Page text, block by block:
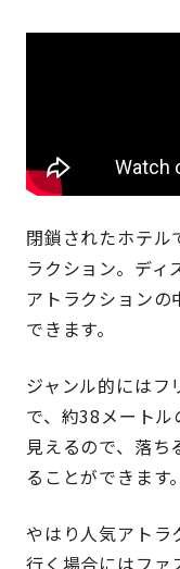
閉鎖されたホテル
ラクション。ディ
アトラクション
できます。
ジャンル的にはフ
で、約38メート
見えるので、落ち
ることができます。
やはり人気アトラ
行く場合にはファ